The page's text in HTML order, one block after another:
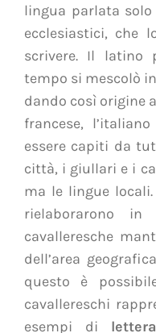
lingua parlata
ecclesiastici, che
scrivere. Il latino
tempo si mescolò
dando così origine
francese,
essere capiti da
città, i giullari e i
ma le lingue
rielaborarono
cavalleresche
dell’area
questo è
cavallereschi
esempi di